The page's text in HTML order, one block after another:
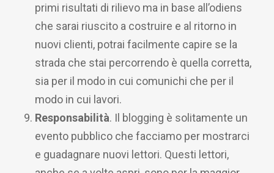
primi risultati di rilievo ma in base all’odiens
che sarai riuscito a costruire e al ritorno in
nuovi clienti, potrai facilmente capire se la
strada che stai percorrendo è quella corretta,
sia per il modo in cui comunichi che per il
modo in cui lavori.
Responsabilità. Il blogging è solitamente un
evento pubblico che facciamo per mostrarci
e guadagnare nuovi lettori. Questi lettori,